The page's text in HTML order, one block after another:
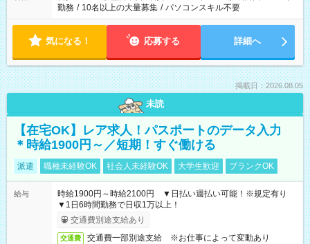
勤務 / 10名以上の大量募集 / パソコンスキル不要
気になる！ 応募する 詳細へ
掲載日：2026.08.05
未読
【在宅OK】レア求人！パスポートのデータ入力
＊時給1900円～／短期！すぐ働ける
派遣 職種未経験OK 社会人未経験OK 大学生歓迎 ブランクOK
給与
時給1900円～時給2100円 ▼日払い週払い可能！※規定有り
▼1日6時間勤務で日収1万以上！
交通費別途支給あり
交通費 交通費一部別途支給 ※お仕事によって変動あり